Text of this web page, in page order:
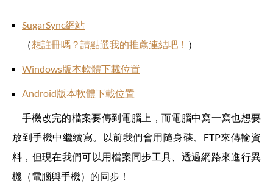
SugarSync網站
（想註冊嗎？請點選我的推薦連結吧！ ）
Windows版本軟體下載位置
Android版本軟體下載位置
手機改完的檔案要傳到電腦上，而電腦中寫一寫也想要
放到手機中繼續寫。以前我們會用隨身碟、FTP來傳輸資
料，但現在我們可以用檔案同步工具、透過網路來進行異
機（電腦與手機）的同步！